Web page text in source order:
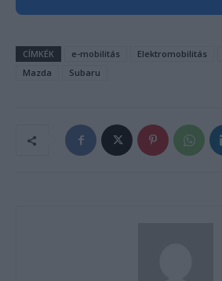
CÍMKÉK e-mobilitás Elektromobilitás
Mazda
Subaru